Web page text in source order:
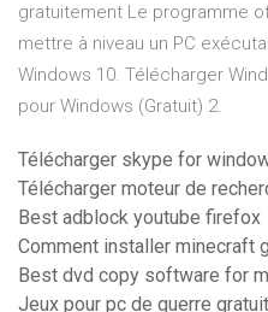
gratuitement Le programme
mettre à niveau un PC
Windows 10. Télécharger
pour Windows (Gratuit) 2.
Télécharger skype for
Télécharger moteur de
Best adblock youtube firefox
Comment installer minecraft
Best dvd copy software for
Jeux pour pc de guerre gratuit